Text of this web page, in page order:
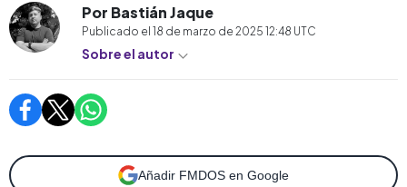
Por Bastián Jaque
Publicado el 18 de marzo de 2025 12:48 UTC
Sobre el autor
Añadir FMDOS en Google